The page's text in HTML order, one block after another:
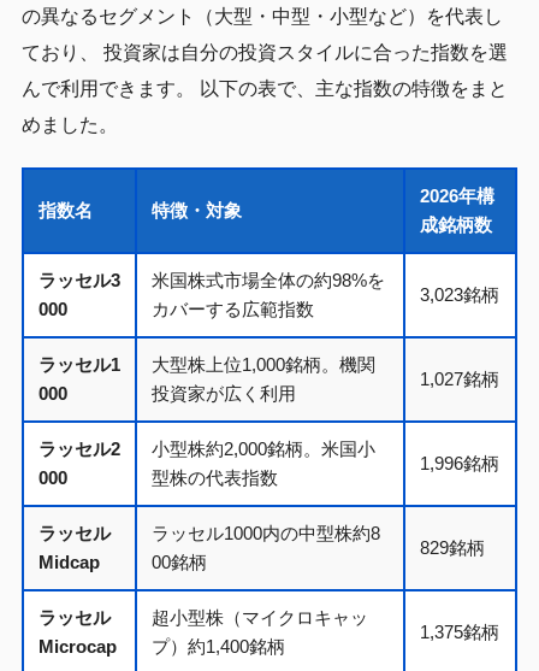
の異なるセグメント（大型・中型・小型など）を代表し
ており、 投資家は自分の投資スタイルに合った指数を選
んで利用できます。 以下の表で、主な指数の特徴をまと
めました。
指数名 特徴・対象
2026年構
成銘柄数
ラッセル3
000
米国株式市場全体の約98%を
カバーする広範指数
3,023銘柄
ラッセル1
000
大型株上位1,000銘柄。機関
投資家が広く利用
1,027銘柄
ラッセル2
000
小型株約2,000銘柄。米国小
型株の代表指数
1,996銘柄
ラッセル
Midcap
ラッセル1000内の中型株約8
00銘柄
829銘柄
ラッセル
Microcap
超小型株（マイクロキャッ
プ）約1,400銘柄
1,375銘柄